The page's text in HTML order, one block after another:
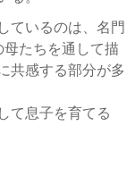
ているのは、名門
たちを通して描
共感する部分が多
て息子を育てる